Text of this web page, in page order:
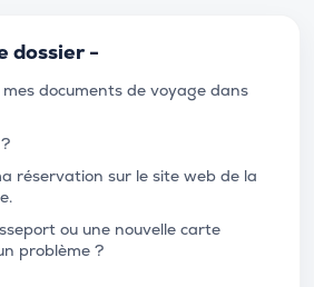
dossier -
documents de voyage dans
réservation sur le site web de la
ou une nouvelle carte
problème ?